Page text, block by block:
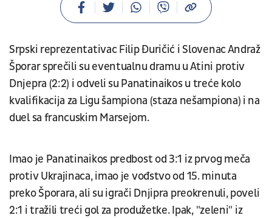
Srpski reprezentativac Filip Đuričić i Slovenac Andraž
Šporar sprečili su eventualnu dramu u Atini protiv
Dnjepra (2:2) i odveli su Panatinaikos u treće kolo
kvalifikacija za Ligu šampiona (staza nešampiona) i na
duel sa francuskim Marsejom.
Imao je Panatinaikos predbost od 3:1 iz prvog meča
protiv Ukrajinaca, imao je vođstvo od 15. minuta
preko Šporara, ali su igrači Dnjipra preokrenuli, poveli
2:1 i tražili treći gol za produžetke. Ipak, "zeleni" iz